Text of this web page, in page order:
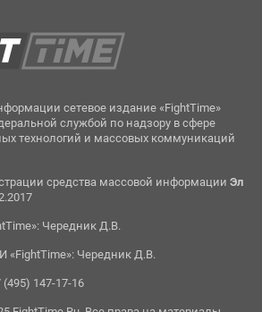
сетевое издание «FightTime»
службой по надзору в сфере
технологий и массовых коммуникаций
средства массовой информации Эл
Чередник Д.В.
«FightTime»: Чередник Д.В.
147-17-16